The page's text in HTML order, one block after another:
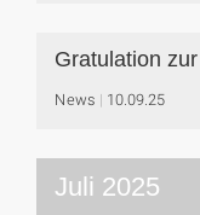
Gratulation
News 10.09.25
Juli 2025